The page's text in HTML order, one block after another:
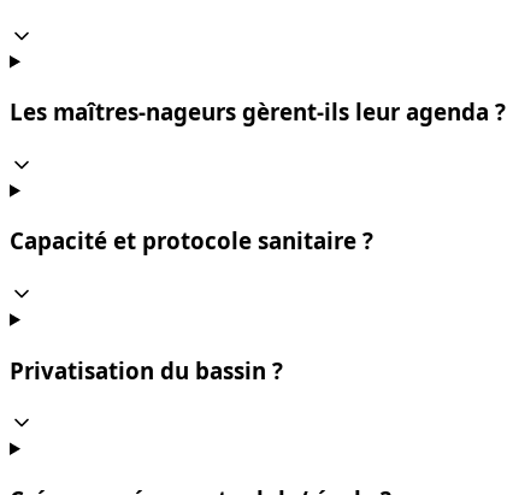
Les maîtres-nageurs gèrent-ils leur agenda ?
Capacité et protocole sanitaire ?
Privatisation du bassin ?